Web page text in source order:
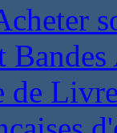
de